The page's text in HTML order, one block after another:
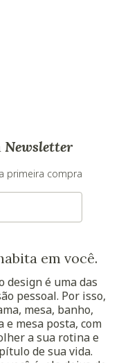
Newsletter
primeira compra
em você.
design é uma das
pessoal. Por isso,
mesa, banho,
mesa posta, com
a sua rotina e
de sua vida.